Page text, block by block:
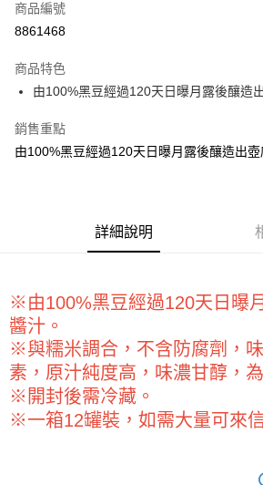
超商取貨付款
Apple Pay
街口支付
悠遊付
AFTEE先享後付
便利好安心！
１．簡單：不需註冊會員、不需綁卡、不需儲值。
２．便利：只要手機號碼，簡訊認證，即可結帳。
３．安心：先確認商品／服務後，再付款。
【「AFTEE先享後付」結帳流程】
１．於結帳方式選擇「AFTEE先享後付」後，將
結帳頁面，進行簡訊認證並確認金額後，即可完
２．訂單成立數日內，您將收到繳費通知簡訊。
※ 請注意：結帳手續完成當下不需立刻繳費，但
運送方式
全家取貨付款-重量限制含紙箱10kg，請控
kg
每筆NT$90，滿NT$990(含以上)免運費
商品編號
8861468
商品特色
由100%黑豆經過120天日曝月露後釀造
銷售重點
由100%黑豆經過120天日曝月露後釀造出壺
詳細說明
※由100%黑豆經過120天日曝
醬汁。
※與糯米調合，不含防腐劑，
素，原汁純度高，味濃甘醇，
※開封後需冷藏。
※一箱12罐裝，如需大量可來